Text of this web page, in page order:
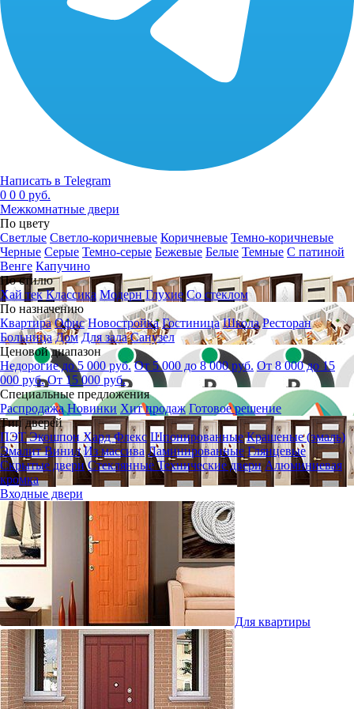
Написать в Telegram
0 0 0 руб.
Межкомнатные двери
По цвету
Светлые Светло-коричневые Коричневые Темно-коричневые
Черные Серые Темно-серые Бежевые Белые Темные С патиной
Венге Капучино
По стилю
Хай тек Классика Модерн Глухие Со стеклом
По назначению
Квартира Офис Новостройка Гостиница Школа Ресторан
Больница Дом Для зала Санузел
Ценовой диапазон
Недорогие до 5 000 руб. От 5 000 до 8 000 руб. От 8 000 до 15
000 руб. От 15 000 руб.
Специальные предложения
Распродажа Новинки Хит продаж Готовое решение
Тип дверей
ПЭТЭкошпон Хард Флекс Шпонированные Крашеные (эмаль)
ЭмалитВинил Из массива Ламинированные Глянцевые
Скрытые двери СтеклянныеТехнические двери Алюминиевая
кромка
Входные двери
Для квартиры